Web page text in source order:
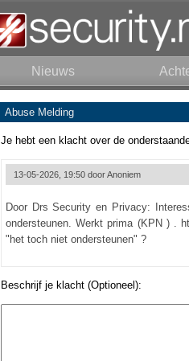
Nieuws
Abuse Melding
Je hebt een klacht over de
13-05-2026, 19:50 doorAnoniem
Door Drs Security en Privacy:
ondersteunen. Werkt prima (KPN ) .
"het toch niet ondersteunen" ?
Beschrijf je klacht (Optioneel):